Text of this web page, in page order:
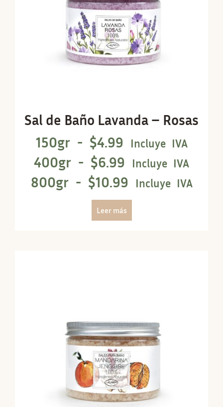
Sal de Baño Lavanda – Rosas
150gr - $4.99 Incluye IVA
400gr - $6.99 Incluye IVA
800gr - $10.99 Incluye IVA
Leer más